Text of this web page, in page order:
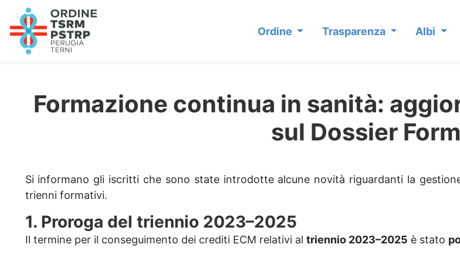
Ordine Trasparenza Albi
Formazione continua in sanità:
sul Dossier
Si informano gli iscritti che sono state introdotte alcune novità riguardanti la
trienni formativi.
1. Proroga del triennio 2023–2025
Il termine per il conseguimento dei crediti ECM relativi al triennio 2023–2025 è stato